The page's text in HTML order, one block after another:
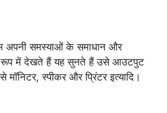
अपनी समस्याओं के समाधान और
में देखते हैं यह सुनते हैं उसे आउटपुट
मॉनिटर, स्पीकर और प्रिंटर इत्यादि।